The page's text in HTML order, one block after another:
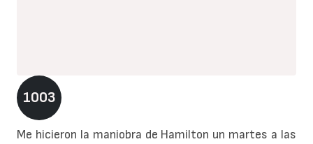
1003
Me hicieron la maniobra de Hamilton un martes a las